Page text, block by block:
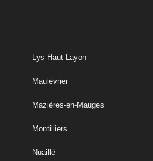
Lys-Haut-Layon
Maulévrier
Mazières-en-Mauges
Montilliers
Nuaillé